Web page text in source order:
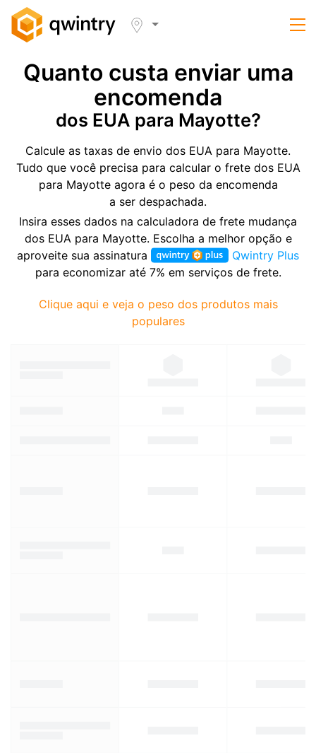
Quanto custa enviar uma
encomenda
dos EUA para Mayotte?
Calcule as taxas de envio dos EUA para Mayotte.
Tudo que você precisa para calcular o frete dos EUA
para Mayotte agora é o peso da encomenda
a ser despachada.
Insira esses dados na calculadora de frete mudança
dos EUA para Mayotte. Escolha a melhor opção e
aproveite sua assinatura
Qwintry Plus
para economizar até 7% em serviços de frete.
Clique aqui e veja o peso dos produtos mais
populares